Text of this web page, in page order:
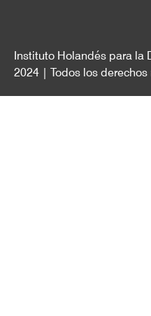
Instituto Holandés para la
2024 | Todos los derechos